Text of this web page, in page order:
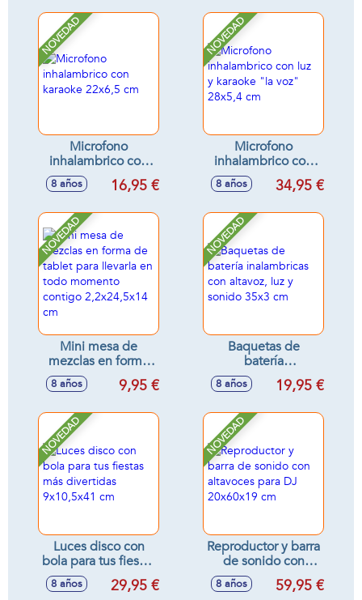
NOVEDAD
Microfono
inhalambrico con
karaoke 22x6,5 cm
8 años 16,95 €
NOVEDAD
Microfono
inhalambrico con
luz y karaoke "la
voz" 28x5,4 cm
8 años 34,95 €
NOVEDAD
Mini mesa de
mezclas en forma
de tablet para
llevarla en todo
2,2x24,5x14 cm
8 años 9,95 €
NOVEDAD
Baquetas de
batería
inalambricas con
altavoz, luz y
8 años 19,95 €
NOVEDAD
Luces disco con
bola para tus fiestas
más divertidas
9x10,5x41 cm
8 años 29,95 €
NOVEDAD
Reproductor y barra
de sonido con
altavoces para DJ
20x60x19 cm
8 años 59,95 €